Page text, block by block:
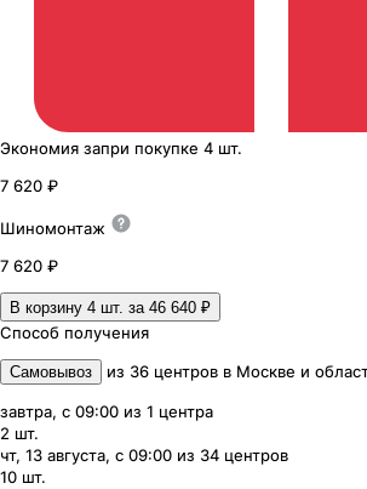
Экономия запри покупке 4 шт.
7 620 ₽
Шиномонтаж
7 620 ₽
В корзину 4 шт. за 46 640 ₽
Способ получения
Самовывоз из 36 центров в Москве и
завтра, с 09:00 из 1 центра
2 шт.
чт, 13 августа, с 09:00 из 34 центров
10 шт.